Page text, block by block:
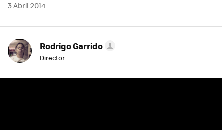
3 Abril 2014
Rodrigo Garrido
Director